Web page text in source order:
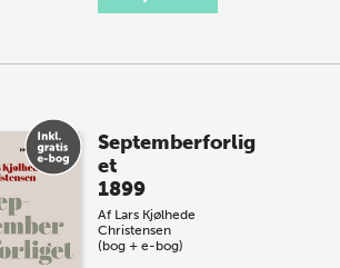
Septemberforlig
et
1899
Af Lars Kjølhede
Christensen
(bog + e-bog)